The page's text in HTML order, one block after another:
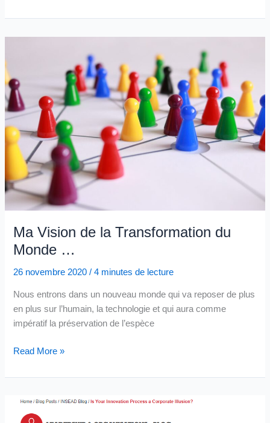
La
Transformation
Ma Vision de la Transformation du
Monde …
26 novembre 2020/4 minutes de lecture
Nous entrons dans un nouveau monde qui va reposer de plus
en plus sur l’humain, la technologie et qui aura comme
impératif la préservation de l’espèce
Ma
de
Read More »